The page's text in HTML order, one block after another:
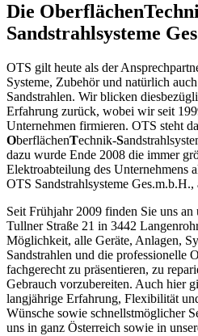
Die
Sandstrahlsysteme
OTS gilt heute als der
Systeme, Zubehör und natürlich
Sandstrahlen. Wir blicken
Erfahrung zurück, wobei wir seit
Unternehmen firmieren. OTS steht
OberflächenTechnik-S
dazu wurde Ende 2008 die immer
Elektroabteilung des Unternehmens
OTS Sandstrahlsysteme Ges.m.b.H.,
Seit Frühjahr 2009 finden Sie uns
Tullner Straße 21 in 3442
Möglichkeit, alle Geräte, Anlagen,
Sandstrahlen und die professionelle
fachgerecht zu präsentieren, zu
Gebrauch vorzubereiten. Auch hier
langjährige Erfahrung, Flexibilität
Wünsche sowie schnellstmöglicher
uns in ganz Österreich sowie in